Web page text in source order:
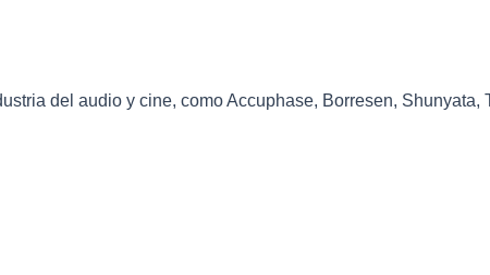
del audio y cine, como Accuphase, Borresen,